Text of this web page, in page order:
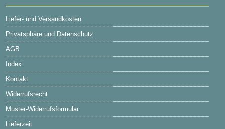
Liefer- und Versandkosten
Privatsphäre und Datenschutz
AGB
Index
Kontakt
Widerrufsrecht
Muster-Widerrufsformular
Lieferzeit